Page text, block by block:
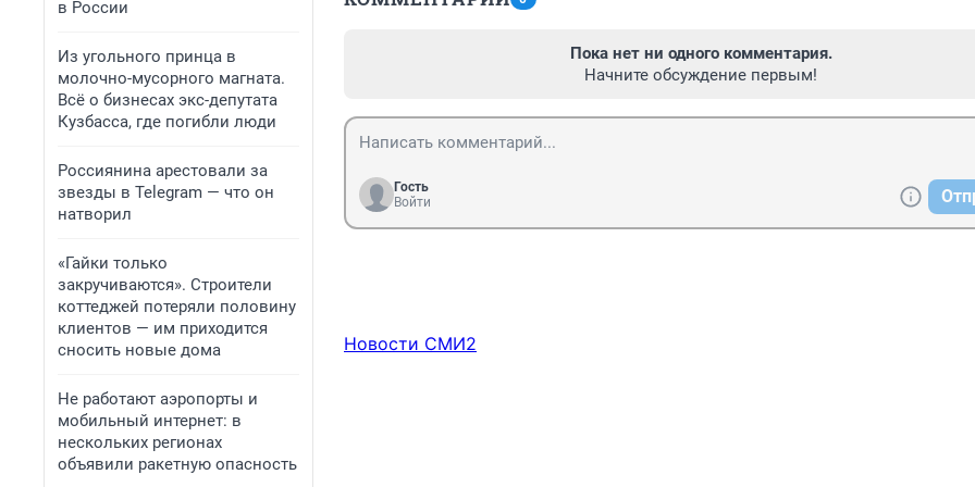
в России
Из угольного принца в
молочно-мусорного магната.
Всё о бизнесах экс-депутата
Кузбасса, где погибли люди
Россиянина арестовали за
звезды в Telegram — что он
натворил
«Гайки только
закручиваются». Строители
коттеджей потеряли половину
клиентов — им приходится
сносить новые дома
Не работают аэропорты и
мобильный интернет: в
нескольких регионах
объявили ракетную опасность
Пока нет ни одного комментария.
Начните обсуждение первым!
Гость
Войти
Новости СМИ2